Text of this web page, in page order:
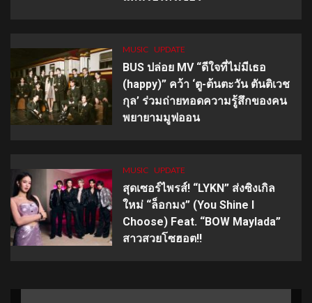
MUSIC UPDATE
BUS ปล่อย MV “ดีใจที่ไม่มีเธอ
(happy)” คว้า ‘ตู-ต้นตะวัน ตันติเวช
กุล’ ร่วมถ่ายทอดความรู้สึกของคน
พยายามมูฟออน
MUSIC UPDATE
สุดเซอร์ไพรส์! “LYKN” ส่งซิงเกิล
ใหม่ “ล็อกมง” (You Shine I
Choose) Feat. “BOW Maylada”
สาวสวยโซฮอต!!